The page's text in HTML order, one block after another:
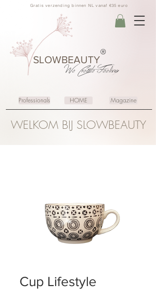
Gratis verzending binnen NL vanaf €35 euro
SLOWBEAUTY
We CreateFeeling
®
Professionals HOME Magazine
WELKOM BIJ SLOWBEAUTY
Cup Lifestyle